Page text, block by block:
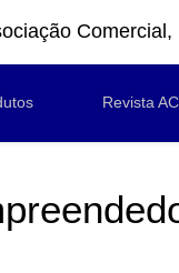
Revista